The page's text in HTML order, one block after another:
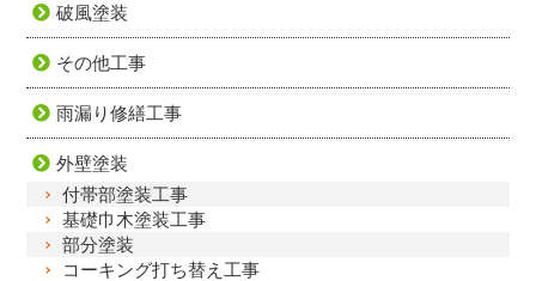
破風塗装
その他工事
雨漏り修繕工事
外壁塗装
付帯部塗装工事
基礎巾木塗装工事
部分塗装
コーキング打ち替え工事